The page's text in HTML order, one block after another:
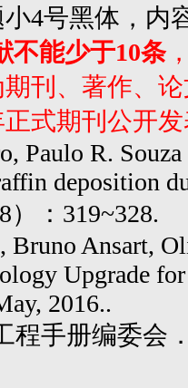
4号黑体，内
不能少于10条
刊、著作、
式期刊公开
Paulo R.
deposition
）：319~328.
Bruno Ansart,
Upgrade
2016..
程手册编委会